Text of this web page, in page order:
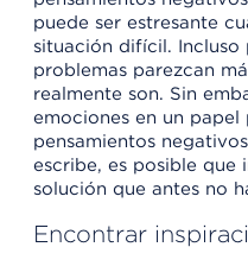
puede ser estresante
situación difícil. Incluso
problemas parezcan
realmente son. Sin
emociones en un
pensamientos
escribe, es posible que
solución que antes no
Encontrar